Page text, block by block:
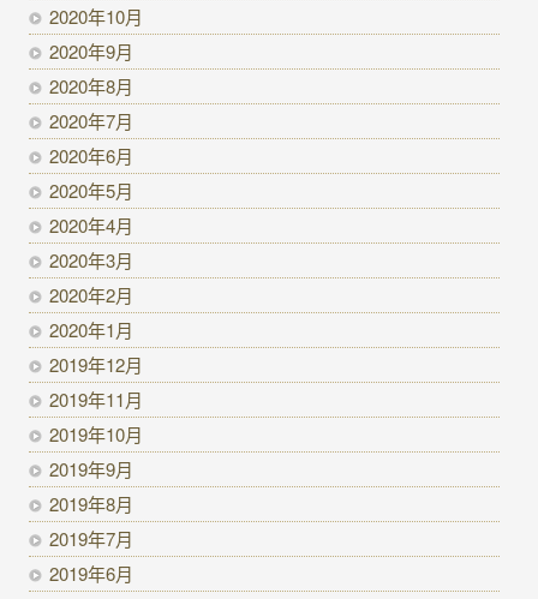
2020年10月
2020年9月
2020年8月
2020年7月
2020年6月
2020年5月
2020年4月
2020年3月
2020年2月
2020年1月
2019年12月
2019年11月
2019年10月
2019年9月
2019年8月
2019年7月
2019年6月